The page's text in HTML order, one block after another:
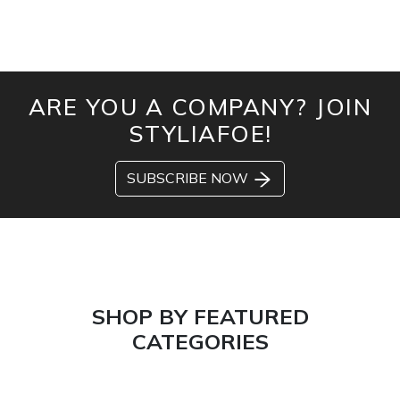
ARE YOU A COMPANY? JOIN
STYLIAFOE!
SUBSCRIBE NOW
SHOP BY FEATURED
CATEGORIES